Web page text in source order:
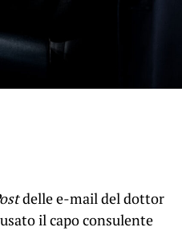
delle e-mail del dottor
il capo consulente